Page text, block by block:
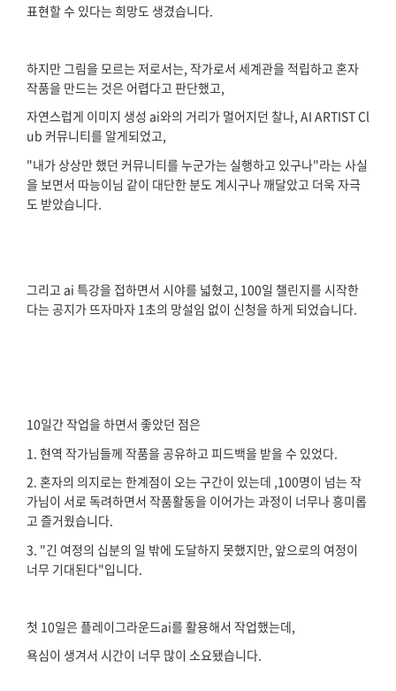
표현할 수 있다는 희망도 생겼습니다.
하지만 그림을 모르는 저로서는, 작가로서 세계관을 적립하고 혼자
작품을 만드는 것은 어렵다고 판단했고,
자연스럽게 이미지 생성 ai와의 거리가 멀어지던 찰나, AI ARTIST Cl
ub 커뮤니티를 알게되었고,
"내가 상상만 했던 커뮤니티를 누군가는 실행하고 있구나"라는 사실
을 보면서 따능이님 같이 대단한 분도 계시구나 깨달았고 더욱 자극
도 받았습니다.
그리고 ai 특강을 접하면서 시야를 넓혔고, 100일 챌린지를 시작한
다는 공지가 뜨자마자 1초의 망설임 없이 신청을 하게 되었습니다.
10일간 작업을 하면서 좋았던 점은
1. 현역 작가님들께 작품을 공유하고 피드백을 받을 수 있었다.
2. 혼자의 의지로는 한계점이 오는 구간이 있는데 ,100명이 넘는 작
가님이 서로 독려하면서 작품활동을 이어가는 과정이 너무나 흥미롭
고 즐거웠습니다.
3. "긴 여정의 십분의 일 밖에 도달하지 못했지만, 앞으로의 여정이
너무 기대된다"입니다.
첫 10일은 플레이그라운드ai를 활용해서 작업했는데,
욕심이 생겨서 시간이 너무 많이 소요됐습니다.